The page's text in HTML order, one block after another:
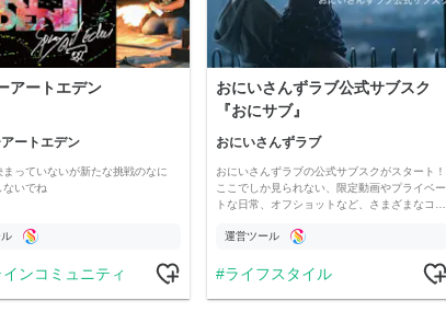
アートエデン
ートエデン
まっていないが新たな挑戦のなに
ないでね
ンコミュニティ
おにいさんずラブ公式サブスク
『おにサブ』
おにいさんずラブ
おにいさんずラブの公式サブスクがスタート！
ここでしか見られない、限定動画やプライベー
トな日常、オフショットなど、さまざまなコ…
運営ツール
ライフスタイル